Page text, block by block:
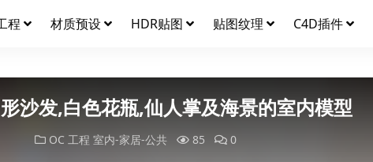
程 材质预设 HDR贴图 贴图纹理 C4D插件
沙发,白色花瓶,仙人掌及海景的室内模型
OC 工程 室内-家居-公共 85 0